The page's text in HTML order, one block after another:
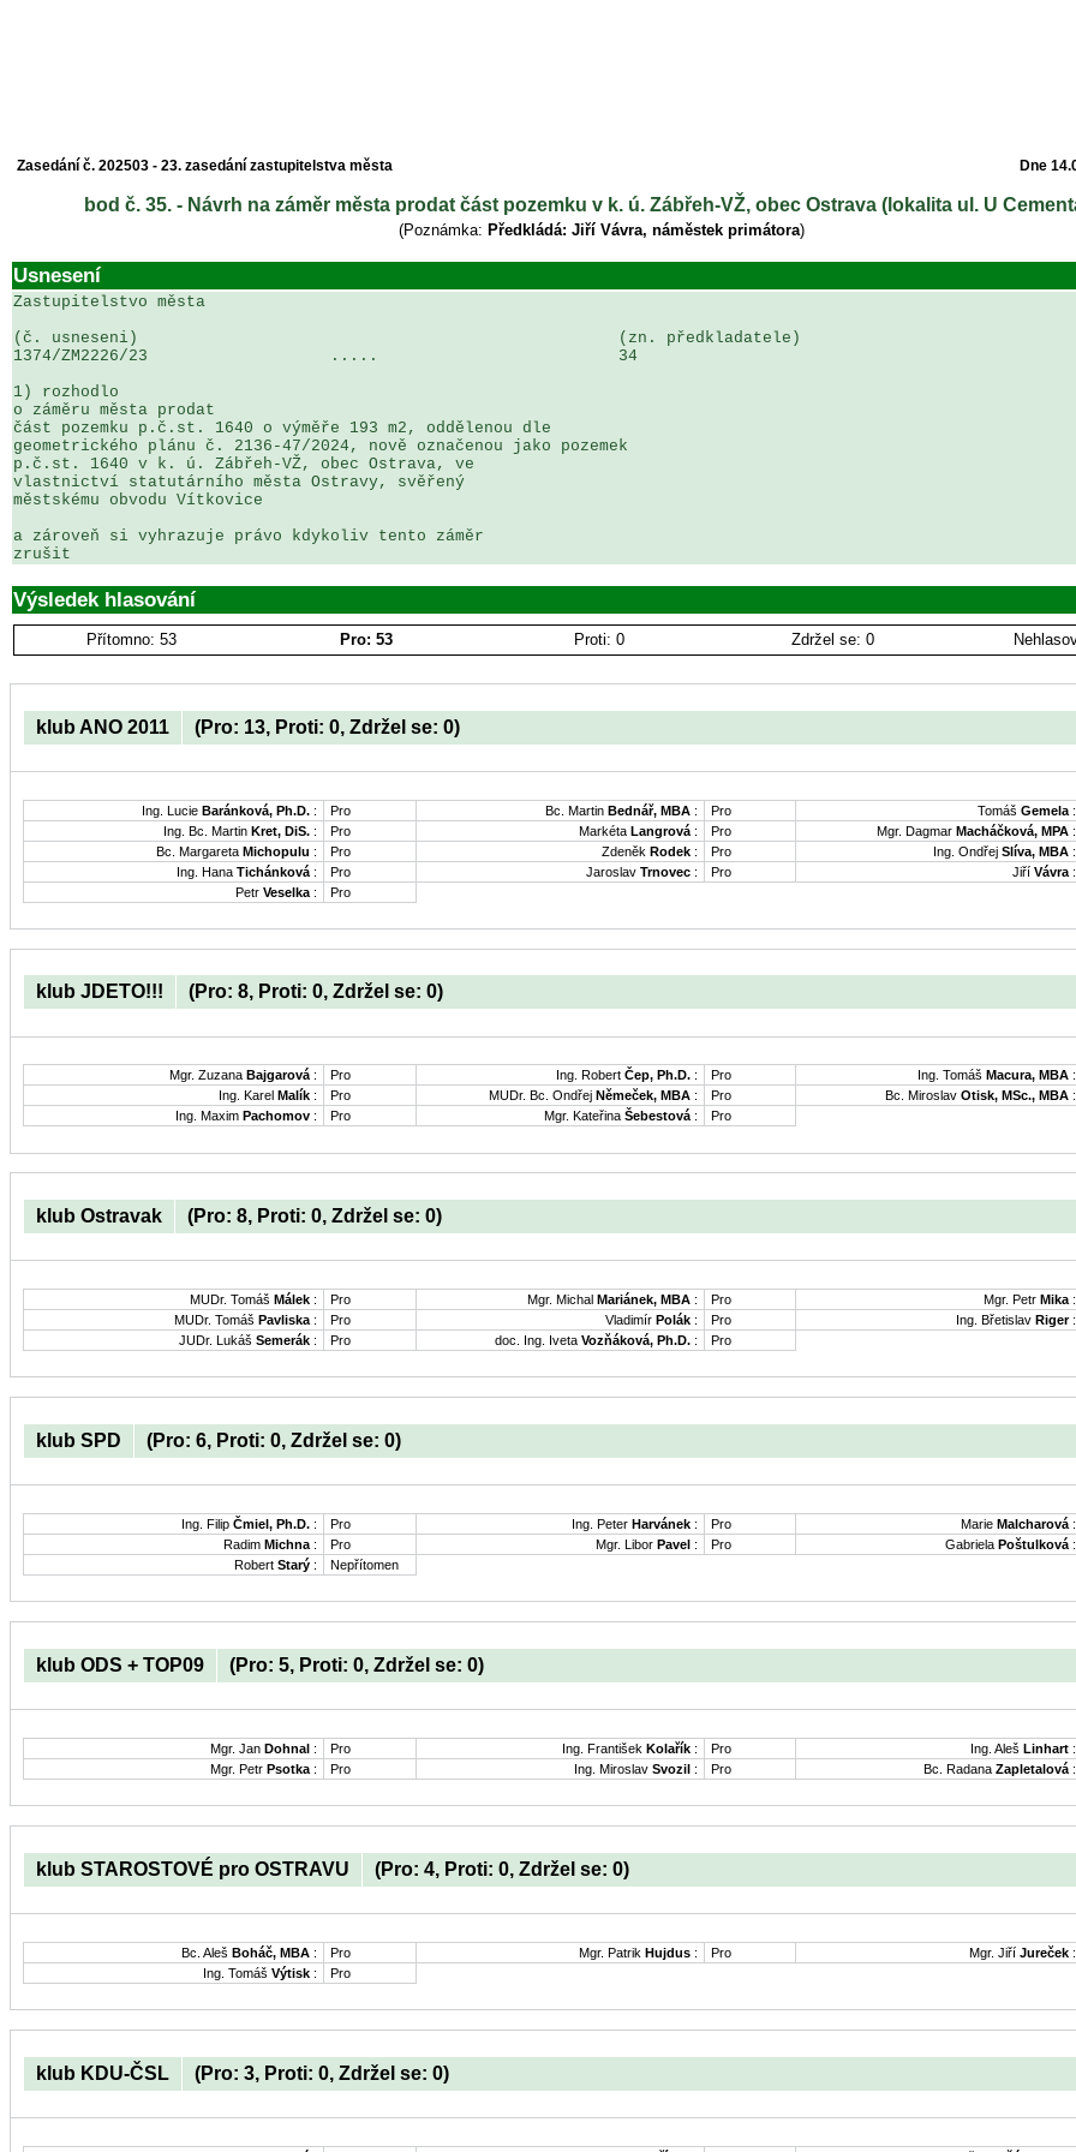
Zasedání č. 202503 - 23. zasedání zastupitelstva města Dne
bod č. 35. - Návrh na záměr města prodat část pozemku v k. ú. Zábřeh-VŽ, obec Ostrava (lokalita ul. U
(Poznámka: Předkládá: Jiří Vávra, náměstek primátora)
Usnesení
Zastupitelstvo města
(č. usneseni)                                                  (zn. předkladatele)
1374/ZM2226/23                   .....                         34
1) rozhodlo
o záměru města prodat
část pozemku p.č.st. 1640 o výměře 193 m2, oddělenou dle
geometrického plánu č. 2136-47/2024, nově označenou jako pozemek
p.č.st. 1640 v k. ú. Zábřeh-VŽ, obec Ostrava, ve
vlastnictví statutárního města Ostravy, svěřený
městskému obvodu Vítkovice
a zároveň si vyhrazuje právo kdykoliv tento záměr
zrušit
Výsledek hlasování
Přítomno: 53 Pro: 53 Proti: 0 Zdržel se: 0
klub ANO 2011 (Pro: 13, Proti: 0, Zdržel se: 0)
Ing. Lucie Baránková, Ph.D. : Pro Bc. Martin Bednář, MBA : Pro Tomáš Gemela :
Ing. Bc. Martin Kret, DiS. : Pro Markéta Langrová : Pro Mgr. Dagmar Macháčková, MPA :
Bc. Margareta Michopulu : Pro Zdeněk Rodek : Pro Ing. Ondřej Slíva, MBA :
Ing. Hana Tichánková : Pro Jaroslav Trnovec : Pro Jiří Vávra :
Petr Veselka : Pro
klub JDETO!!! (Pro: 8, Proti: 0, Zdržel se: 0)
Mgr. Zuzana Bajgarová: Pro Ing. Robert Čep, Ph.D. : Pro Ing. Tomáš Macura, MBA :
Ing. Karel Malík : Pro MUDr. Bc. Ondřej Němeček, MBA : Pro Bc. Miroslav Otisk, MSc., MBA :
Ing. Maxim Pachomov : Pro Mgr. Kateřina Šebestová: Pro
klub Ostravak (Pro: 8, Proti: 0, Zdržel se: 0)
MUDr. Tomáš Málek : Pro Mgr. Michal Mariánek, MBA : Pro Mgr. Petr Mika :
MUDr. Tomáš Pavliska : Pro Vladimír Polák : Pro Ing. Břetislav Riger:
JUDr. Lukáš Semerák : Pro doc. Ing. Iveta Vozňáková, Ph.D. : Pro
klub SPD (Pro: 6, Proti: 0, Zdržel se: 0)
Ing. Filip Čmiel, Ph.D. : Pro Ing. Peter Harvánek : Pro Marie Malcharová :
Radim Michna : Pro Mgr. Libor Pavel : Pro Gabriela Poštulková :
Robert Starý : Nepřítomen
klub ODS + TOP09 (Pro: 5, Proti: 0, Zdržel se: 0)
Mgr. Jan Dohnal : Pro Ing. František Kolařík : Pro Ing. Aleš Linhart :
Mgr. Petr Psotka : Pro Ing. Miroslav Svozil : Pro Bc. Radana Zapletalová :
klub STAROSTOVÉ pro OSTRAVU (Pro: 4, Proti: 0, Zdržel se: 0)
Bc. Aleš Boháč, MBA : Pro Mgr. Patrik Hujdus : Pro Mgr. Jiří Jureček :
Ing. Tomáš Výtisk : Pro
klub KDU-ČSL (Pro: 3, Proti: 0, Zdržel se: 0)